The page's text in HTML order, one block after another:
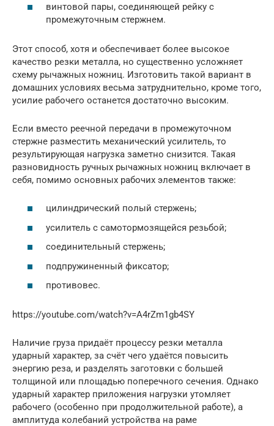
винтовой пары, соединяющей рейку с
промежуточным стержнем.
Этот способ, хотя и обеспечивает более высокое
качество резки металла, но существенно усложняет
схему рычажных ножниц. Изготовить такой вариант в
домашних условиях весьма затруднительно, кроме того,
усилие рабочего останется достаточно высоким.
Если вместо реечной передачи в промежуточном
стержне разместить механический усилитель, то
результирующая нагрузка заметно снизится. Такая
разновидность ручных рычажных ножниц включает в
себя, помимо основных рабочих элементов также:
цилиндрический полый стержень;
усилитель с самотормозящейся резьбой;
соединительный стержень;
подпружиненный фиксатор;
противовес.
https://youtube.com/watch?v=A4rZm1gb4SY
Наличие груза придаёт процессу резки металла
ударный характер, за счёт чего удаётся повысить
энергию реза, и разделять заготовки с большей
толщиной или площадью поперечного сечения. Однако
ударный характер приложения нагрузки утомляет
рабочего (особенно при продолжительной работе), а
амплитуда колебаний устройства на раме